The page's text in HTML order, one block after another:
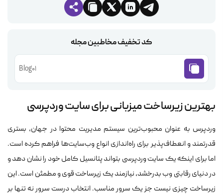
کد تخفیف مخاطبین مجله
Blog01
بهترین زیرساخت میزبانی برای سایت وردپرسی
وردپرس به عنوان محبوب‌ترین سیستم مدیریت محتوا در جهان، بستری
قدرتمند و انعطاف‌پذیر برای راه‌اندازی انواع وب‌سایت‌ها فراهم کرده است.
اما برای اینکه یک سایت وردپرسی بتواند پتانسیل کامل خود را نشان دهد و
در دنیای رقابتی وب بدرخشد، نیازمند یک زیرساخت قوی و مطمئن است. این
زیرساخت چیزی نیست جز یک سرور مناسب. انتخاب درست سرور نه تنها بر